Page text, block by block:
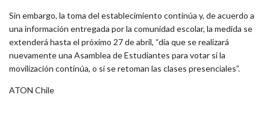
Sin embargo, la toma del establecimiento continúa y, de acuerdo a
una información entregada por la comunidad escolar, la medida se
extenderá hasta el próximo 27 de abril, “día que se realizará
nuevamente una Asamblea de Estudiantes para votar si la
movilización continúa, o si se retoman las clases presenciales”.
ATON Chile